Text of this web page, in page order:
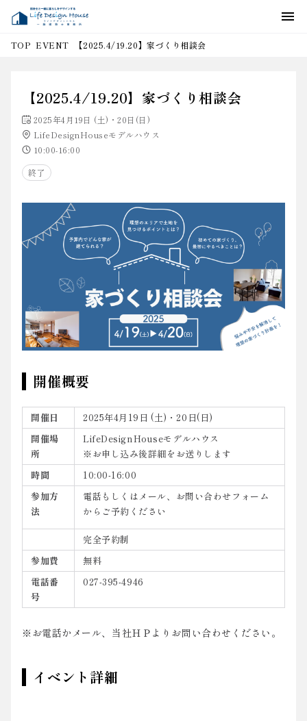
TOP EVENT 【2025.4/19.20】家づくり相談会
【2025.4/19.20】家づくり相談会
2025年4月19日 (土)・20日(日)
LifeDesignHouseモデルハウス
10:00-16:00
終了
開催概要
開催日
2025年4月19日 (土)・20日(日)
開催場
所
LifeDesignHouseモデルハウス
※お申し込み後詳細をお送りします
時間
10:00-16:00
参加方
法
電話もしくはメール、お問い合わせフォーム
からご予約ください
完全予約制
参加費
無料
電話番
号
027-395-4946
※お電話かメール、当社ＨＰよりお問い合わせください。
イベント詳細